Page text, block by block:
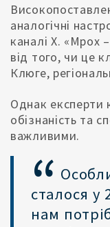
аналогічні
каналі X. «Mpox
від того, чи це
Клюге,
Однак експерти
обізнаність та
важливими.
сталося у
нам